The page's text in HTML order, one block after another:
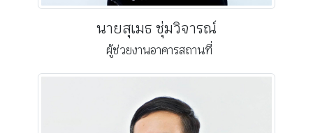
นายสุเมธ ชุ่มวิจารณ์
ผู้ช่วยงานอาคารสถานที่